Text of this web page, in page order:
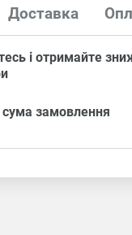
Доставка
і отримайте
сума замовлення